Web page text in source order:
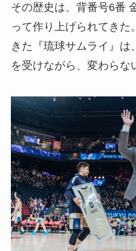
その歴史は、背番号6番
って作り上げられてきた
きた『琉球サムライ』は、
を受けながら、変わらな